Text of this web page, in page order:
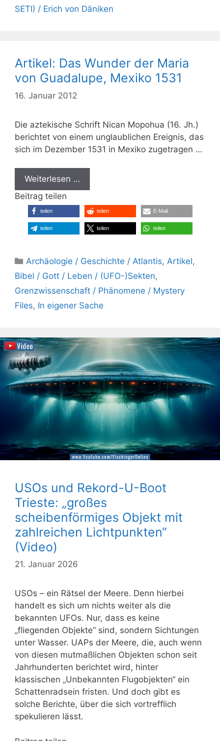
SETI) / Erich von Däniken
Artikel: Das Wunder der Maria
von Guadalupe, Mexiko 1531
16. Januar 2012
Die aztekische Schrift Nican Mopohua (16. Jh.)
berichtet von einem unglaublichen Ereignis, das
sich im Dezember 1531 in Mexiko zugetragen …
Weiterlesen …
Beitrag teilen
teilen teilen E-Mail
teilen teilen teilen
Kategorien
Archäologie / Geschichte / Atlantis,Artikel,
Bibel / Gott / Leben / (UFO-)Sekten,
Grenzwissenschaft / Phänomene / Mystery
Files, In eigener Sache
USOs und Rekord-U-Boot
Trieste: „großes
scheibenförmiges Objekt mit
zahlreichen Lichtpunkten“
(Video)
21. Januar 2026
USOs – ein Rätsel der Meere. Denn hierbei
handelt es sich um nichts weiter als die
bekannten UFOs. Nur, dass es keine
„fliegenden Objekte“ sind, sondern Sichtungen
unter Wasser. UAPs der Meere, die, auch wenn
von diesen mutmaßlichen Objekten schon seit
Jahrhunderten berichtet wird, hinter
klassischen „Unbekannten Flugobjekten“ ein
Schattenradsein fristen. Und doch gibt es
solche Berichte, über die sich vortrefflich
spekulieren lässt.